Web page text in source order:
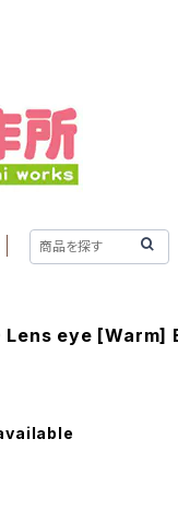
Lens eye [Warm]